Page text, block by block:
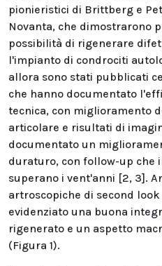
pionieristici di Brittberg e
Novanta, che dimostrarono
possibilità di rigenerare
l'impianto di condrociti
allora sono stati pubblicati
che hanno documentato
tecnica, con miglioramento
articolare e risultati di
documentato un
duraturo, con follow-up che
superano i vent'anni [2, 3].
artroscopiche di second
evidenziato una buona
rigenerato e un aspetto
(Figura 1).